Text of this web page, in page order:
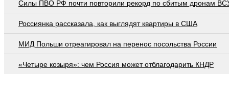
Cилы ПВО РФ почти повторили рекорд по сбитым дронам
Россиянка рассказала, как выглядят квартиры в США
МИД Польши отреагировал на перенос посольства России
«Четыре козыря»: чем Россия может отблагодарить КНДР